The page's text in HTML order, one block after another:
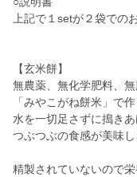
上記で１setが２袋での
【玄米餅】
無農薬、無化学肥料、
「みやこがね餅米」で作
水を一切足さずに搗き
つぶつぶの食感が美味
精製されていないので栄